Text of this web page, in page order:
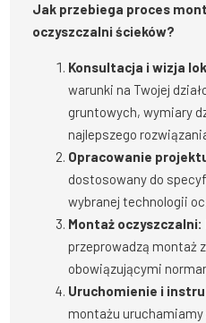
Jak przebiega proces
oczyszczalni ścieków?
Konsultacja i wizja
warunki na Twojej
gruntowych, wymiary
najlepszego
Opracowanie
dostosowany do
wybranej technologii
Montaż oczyszczalni:
przeprowadzą montaż
obowiązującymi
Uruchomienie i
montażu